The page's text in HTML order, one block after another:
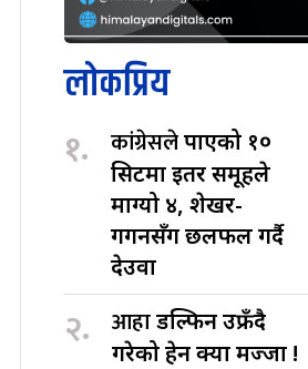
लोकप्रिय
१. कांग्रेसलेपाएको १०
सिटमा इतर समूहले
माग्यो ४, शेखर-
गगनसँग छलफल गर्दै
देउवा
२. आहाडल्फिन उफ्रँदै
गरेको हेर्न क्या मज्जा !